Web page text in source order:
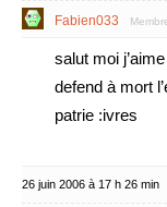
Fabien033
salut moi
defend à mort
patrie :ivres
26 juin 2006 à 17 h 26 min